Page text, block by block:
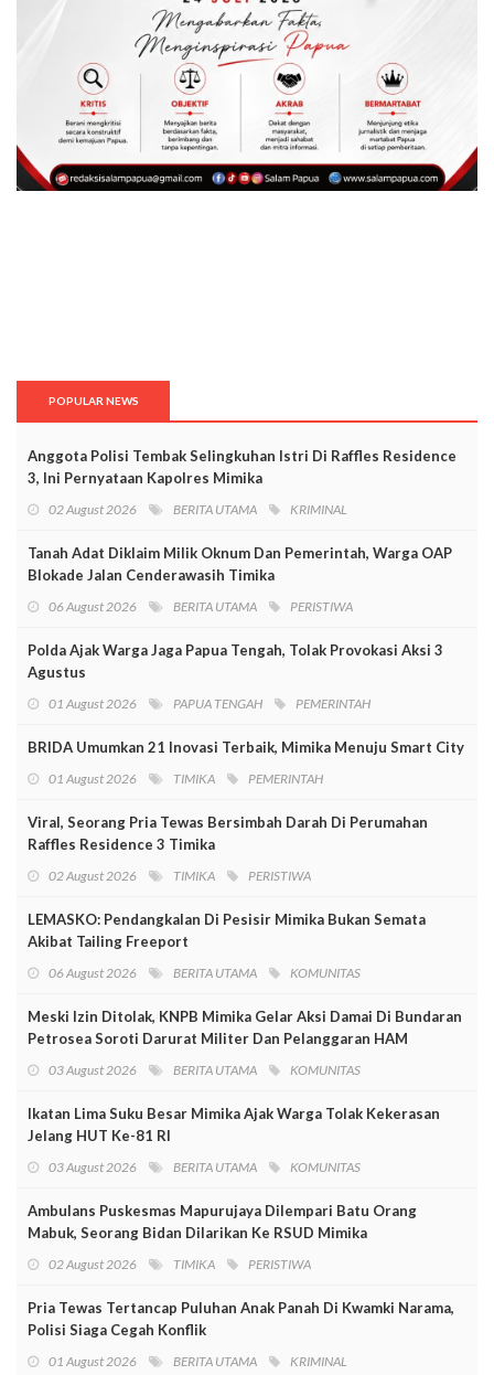
POPULAR NEWS
Anggota Polisi Tembak Selingkuhan Istri Di Raffles Residence
3, Ini Pernyataan Kapolres Mimika
02 August 2026 BERITA UTAMA KRIMINAL
Tanah Adat Diklaim Milik Oknum Dan Pemerintah, Warga OAP
Blokade Jalan Cenderawasih Timika
06 August 2026 BERITA UTAMA PERISTIWA
Polda Ajak Warga Jaga Papua Tengah, Tolak Provokasi Aksi 3
Agustus
01 August 2026 PAPUA TENGAH PEMERINTAH
BRIDA Umumkan 21 Inovasi Terbaik, Mimika Menuju Smart City
01 August 2026 TIMIKA PEMERINTAH
Viral, Seorang Pria Tewas Bersimbah Darah Di Perumahan
Raffles Residence 3 Timika
02 August 2026 TIMIKA PERISTIWA
LEMASKO: Pendangkalan Di Pesisir Mimika Bukan Semata
Akibat Tailing Freeport
06 August 2026 BERITA UTAMA KOMUNITAS
Meski Izin Ditolak, KNPB Mimika Gelar Aksi Damai Di Bundaran
Petrosea Soroti Darurat Militer Dan Pelanggaran HAM
03 August 2026 BERITA UTAMA KOMUNITAS
Ikatan Lima Suku Besar Mimika Ajak Warga Tolak Kekerasan
Jelang HUT Ke-81 RI
03 August 2026 BERITA UTAMA KOMUNITAS
Ambulans Puskesmas Mapurujaya Dilempari Batu Orang
Mabuk, Seorang Bidan Dilarikan Ke RSUD Mimika
02 August 2026 TIMIKA PERISTIWA
Pria Tewas Tertancap Puluhan Anak Panah Di Kwamki Narama,
Polisi Siaga Cegah Konflik
01 August 2026 BERITA UTAMA KRIMINAL